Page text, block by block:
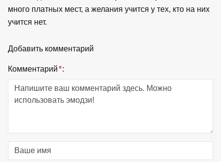
много платных мест, а желания учится у тех, кто на них
учится нет.
Добавить комментарий
Комментарий*: